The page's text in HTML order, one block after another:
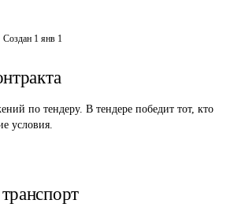
Создан 1 янв 1
по тендеру. В тендере победит тот, кто
условия.